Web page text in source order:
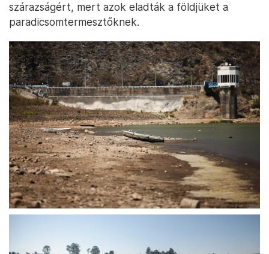
szárazságért, mert azok eladták a földjüket a
paradicsomtermesztőknek.